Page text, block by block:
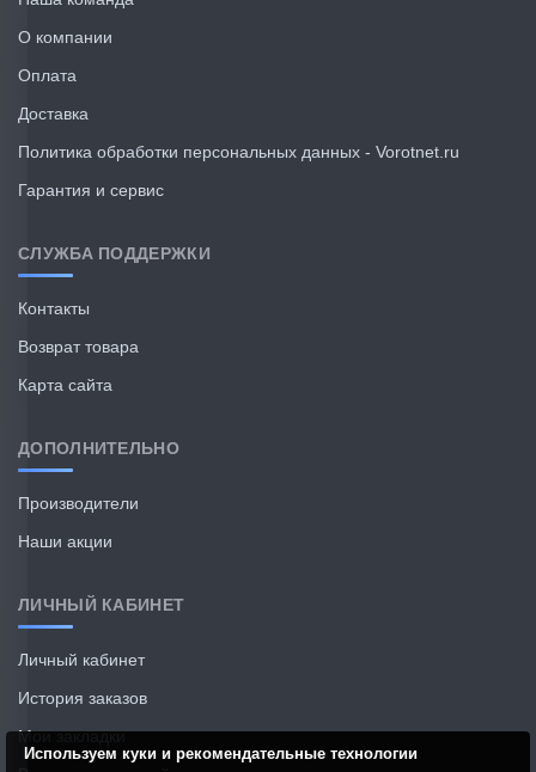
О компании
Оплата
Доставка
Политика обработки персональных данных - Vorotnet.ru
Гарантия и сервис
СЛУЖБА ПОДДЕРЖКИ
Контакты
Возврат товара
Карта сайта
ДОПОЛНИТЕЛЬНО
Производители
Наши акции
ЛИЧНЫЙ КАБИНЕТ
Личный кабинет
История заказов
Мои закладки
Используем куки и рекомендательные технологии